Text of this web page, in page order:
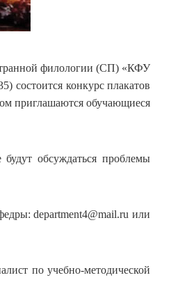
филологии (СП) «КФУ
состоится конкурс плакатов
приглашаются обучающиеся
обсуждаться проблемы
department4@mail.ru или
по учебно-методической